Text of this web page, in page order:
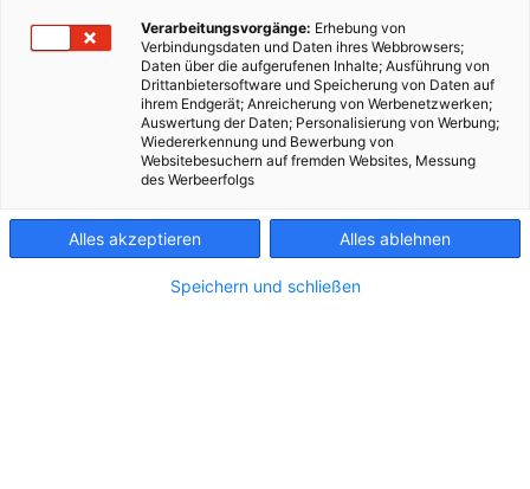
MOBILITÄT
Pibal – das perfekte Stadtrad
13. AUGUST 2013 VON ENERGIELEBEN REDAKTION
Das perfekte Stadtrad. So bezeichnet Designer Philippe Starck
Verarbeitungsvorgänge: Erhebung von
Verbindungsdaten und Daten ihres Webbrowsers;
Daten über die aufgerufenen Inhalte; Ausführung von
Drittanbietersoftware und Speicherung von Daten auf
ihrem Endgerät; Anreicherung von Werbenetzwerken;
Auswertung der Daten; Personalisierung von Werbung;
Wiedererkennung und Bewerbung von
Websitebesuchern auf fremden Websites, Messung
des Werbeerfolgs
Alles akzeptieren Alles ablehnen
Speichern und schließen